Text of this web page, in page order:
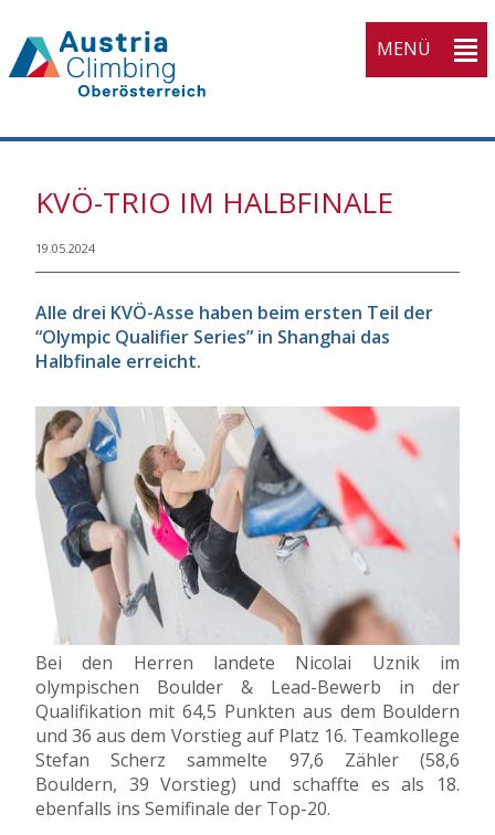
MENÜ
KVÖ-TRIO IM HALBFINALE
19.05.2024
Alle drei KVÖ-Asse haben beim ersten Teil der
“Olympic Qualifier Series” in Shanghai das
Halbfinale erreicht.
Bei den Herren landete Nicolai Uznik im
olympischen Boulder & Lead-Bewerb in der
Qualifikation mit 64,5 Punkten aus dem Bouldern
und 36 aus dem Vorstieg auf Platz 16. Teamkollege
Stefan Scherz sammelte 97,6 Zähler (58,6
Bouldern, 39 Vorstieg) und schaffte es als 18.
ebenfalls ins Semifinale der Top-20.